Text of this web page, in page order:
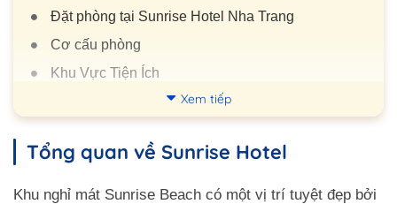
Đặt phòng tại Sunrise Hotel Nha Trang
Cơ cấu phòng
Khu Vực Tiện Ích
Quy tắc tại Sunrise Hotel Nha Trang
Review Sunrise Hotel Nha Trang
Xem tiếp
Tổng quan về Sunrise Hotel
Khu nghỉ mát Sunrise Beach có một vị trí tuyệt đẹp bởi